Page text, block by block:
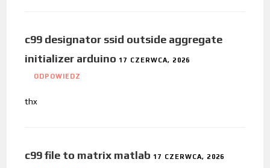
c99 designator ssid outside aggregate
initializer arduino 17 CZERWCA, 2026
ODPOWIEDZ
thx
c99 file to matrix matlab 17 CZERWCA, 2026